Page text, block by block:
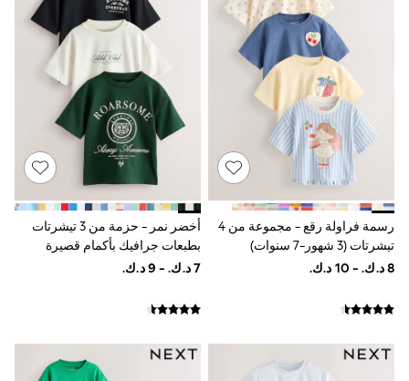
Polo Shirts
Tops & T-Shirts
Trousers & Chinos
Jeans
Sandals
Shorts
Swimwear
Hats & Caps
Vests
Sunglasses
Beach Towels
Bags
Travel Bags
Luggage
Angel & Rocket
B by Ted Baker
Monsoon
رسمة فراولة رقع - مجموعة من 4
تيشرتات (3 شهور-7 سنوات)
أخضر نمر - حزمة من 3 تيشرتات
بطبعات جرافيك بأكمام قصيرة
للأطفال (3أشهر-7سنوات)